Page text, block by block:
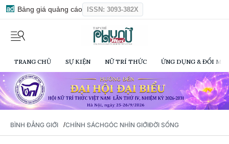
Bảng giá quảng cáo ISSN: 3093-382X
TRANG CHỦ SỰ KIỆN NỮ TRÍ THỨC ỨNG DỤNG & ĐỔI
BÌNH ĐẲNG GIỚI /CHÍNH SÁCHGÓC NHÌN GIỚIĐỜI SỐNG